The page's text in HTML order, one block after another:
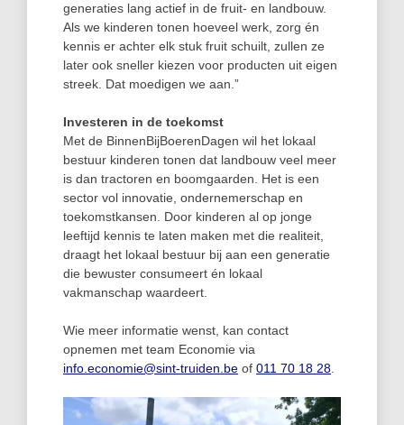
generaties lang actief in de fruit- en landbouw.
Als we kinderen tonen hoeveel werk, zorg én
kennis er achter elk stuk fruit schuilt, zullen ze
later ook sneller kiezen voor producten uit eigen
streek. Dat moedigen we aan.”
Investeren in de toekomst
Met de BinnenBijBoerenDagen wil het lokaal
bestuur kinderen tonen dat landbouw veel meer
is dan tractoren en boomgaarden. Het is een
sector vol innovatie, ondernemerschap en
toekomstkansen. Door kinderen al op jonge
leeftijd kennis te laten maken met die realiteit,
draagt het lokaal bestuur bij aan een generatie
die bewuster consumeert én lokaal
vakmanschap waardeert.
Wie meer informatie wenst, kan contact
opnemen met team Economie via
info.economie@sint-truiden.be of 011 70 18 28